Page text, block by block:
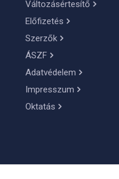
Változásértesítő
Előfizetés
Szerzők
ÁSZF
Adatvédelem
Impresszum
Oktatás